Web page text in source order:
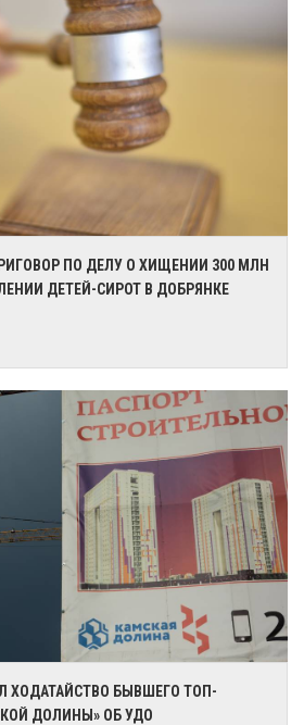
ПО ДЕЛУ О ХИЩЕНИИ 300 МЛН
ДЕТЕЙ-СИРОТ В ДОБРЯНКЕ
ХОДАТАЙСТВО БЫВШЕГО ТОП-
ДОЛИНЫ» ОБ УДО